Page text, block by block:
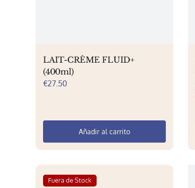
producto
LAIT-CRÈME FLUID+
(400ml)
€27.50
Añadir al carrito
Fuera de Stock